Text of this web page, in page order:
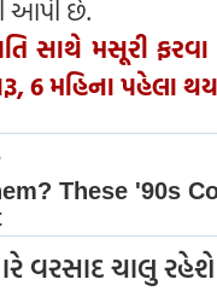
આપી છે.
સાથે મસૂરી
6 મહિના પહેલા
વરસાદ ચાલુ રહેશે